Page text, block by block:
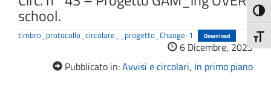
school.
timbro_protocollo_circolare__progetto_Change-1 Download
6 Dicembre, 2023
Pubblicato in:Avvisi e circolari, In primo piano